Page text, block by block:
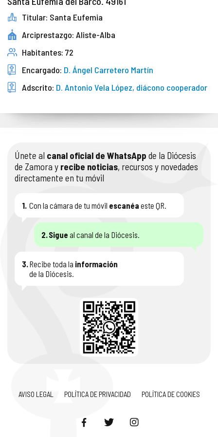
Titular: Santa Eufemia
Arciprestazgo: Aliste-Alba
Habitantes: 72
Encargado: D. Ángel Carretero Martín
Adscrito: D. Antonio Vela López, diácono cooperador
Únete al canal oficial de WhatsApp de la Diócesis
de Zamora y recibe noticias, recursos y novedades
directamente en tu móvil
1. Con la cámara de tu móvil escanéa este QR.
2.Sigue al canal de la Diócesis.
3.Recibe toda la información
de la Diócesis.
AVISO LEGAL POLÍTICA DE PRIVACIDAD POLÍTICA DE COOKIES